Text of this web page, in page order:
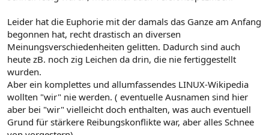
Leider hat die Euphorie mit der damals das Ganze am Anfang
begonnen hat, recht drastisch an diversen
Meinungsverschiedenheiten gelitten. Dadurch sind auch
heute zB. noch zig Leichen da drin, die nie fertiggestellt
wurden.
Aber ein komplettes und allumfassendes LINUX-Wikipedia
wollten "wir" nie werden. ( eventuelle Ausnamen sind hier
aber bei "wir" vielleicht doch enthalten, was auch eventuell
Grund für stärkere Reibungskonflikte war, aber alles Schnee